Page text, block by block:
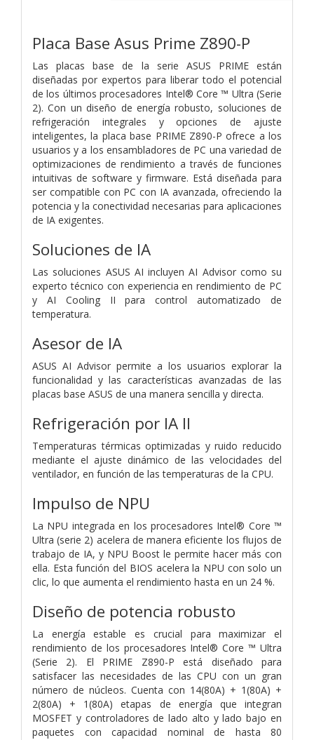
Placa Base Asus Prime Z890-P
Las placas base de la serie ASUS PRIME están
diseñadas por expertos para liberar todo el potencial
de los últimos procesadores Intel® Core ™ Ultra (Serie
2). Con un diseño de energía robusto, soluciones de
refrigeración integrales y opciones de ajuste
inteligentes, la placa base PRIME Z890-P ofrece a los
usuarios y a los ensambladores de PC una variedad de
optimizaciones de rendimiento a través de funciones
intuitivas de software y firmware. Está diseñada para
ser compatible con PC con IA avanzada, ofreciendo la
potencia y la conectividad necesarias para aplicaciones
de IA exigentes.
Soluciones de IA
Las soluciones ASUS AI incluyen AI Advisor como su
experto técnico con experiencia en rendimiento de PC
y AI Cooling II para control automatizado de
temperatura.
Asesor de IA
ASUS AI Advisor permite a los usuarios explorar la
funcionalidad y las características avanzadas de las
placas base ASUS de una manera sencilla y directa.
Refrigeración por IA II
Temperaturas térmicas optimizadas y ruido reducido
mediante el ajuste dinámico de las velocidades del
ventilador, en función de las temperaturas de la CPU.
Impulso de NPU
La NPU integrada en los procesadores Intel® Core ™
Ultra (serie 2) acelera de manera eficiente los flujos de
trabajo de IA, y NPU Boost le permite hacer más con
ella. Esta función del BIOS acelera la NPU con solo un
clic, lo que aumenta el rendimiento hasta en un 24 %.
Diseño de potencia robusto
La energía estable es crucial para maximizar el
rendimiento de los procesadores Intel® Core ™ Ultra
(Serie 2). El PRIME Z890-P está diseñado para
satisfacer las necesidades de las CPU con un gran
número de núcleos. Cuenta con 14(80A) + 1(80A) +
2(80A) + 1(80A) etapas de energía que integran
MOSFET y controladores de lado alto y lado bajo en
paquetes con capacidad nominal de hasta 80